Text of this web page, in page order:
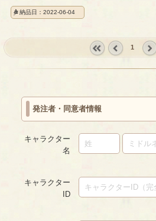
の
イ
ジ
納品日：2022-06-04
1
発注者・同意者情報
キャラクター
名
キャラクター
ID